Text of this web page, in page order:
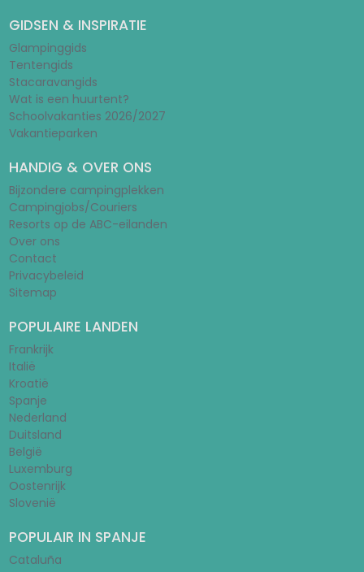
GIDSEN & INSPIRATIE
Glampinggids
Tentengids
Stacaravangids
Wat is een huurtent?
Schoolvakanties 2026/2027
Vakantieparken
HANDIG & OVER ONS
Bijzondere campingplekken
Campingjobs/Couriers
Resorts op de ABC-eilanden
Over ons
Contact
Privacybeleid
Sitemap
POPULAIRE LANDEN
Frankrijk
Italië
Kroatië
Spanje
Nederland
Duitsland
België
Luxemburg
Oostenrijk
Slovenië
POPULAIR IN SPANJE
Cataluña